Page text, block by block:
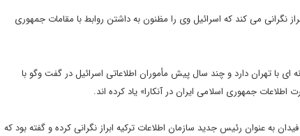
می کند که اسرائیل وی را مظنون به داشتن روابط با مقامات جمهوری
با تهران دارد و چند سال پیش مأموران اطلاعاتی اسرائیل در گفت وگو با
جمهوری اسلامی ایران در آنکارا» یاد کرده اند.
انتخاب هاکان فیدان به عنوان رئیس جدید سازمان اطلاعات ترکیه ابراز نگرانی کرده و گفته بود که